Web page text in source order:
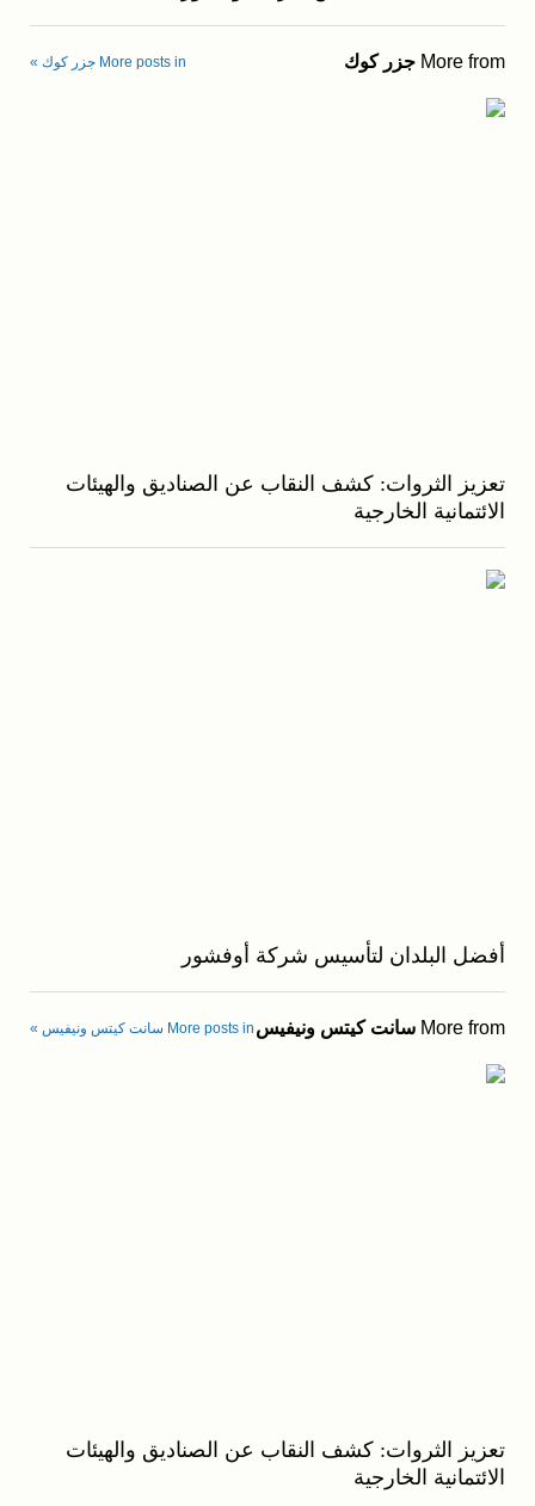
More from جزر كوك More posts in جزر كوك »
تعزيز الثروات: كشف النقاب عن الصناديق والهيئات
الائتمانية الخارجية
أفضل البلدان لتأسيس شركة أوفشور
More from سانت كيتس ونيفيس More posts in سانت كيتس ونيفيس »
تعزيز الثروات: كشف النقاب عن الصناديق والهيئات
الائتمانية الخارجية